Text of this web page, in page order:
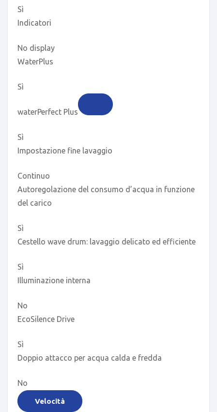
Sì
Indicatori
No display
WaterPlus
Sì
waterPerfect Plus
Sì
Impostazione fine lavaggio
Continuo
Autoregolazione del consumo d’acqua in funzione
del carico
Sì
Cestello wave drum: lavaggio delicato ed efficiente
Sì
Illuminazione interna
No
EcoSilence Drive
Sì
Doppio attacco per acqua calda e fredda
No
Velocità